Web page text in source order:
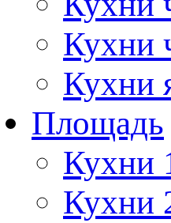
Кухни
Кухни
Площадь
Кухни
Кухни